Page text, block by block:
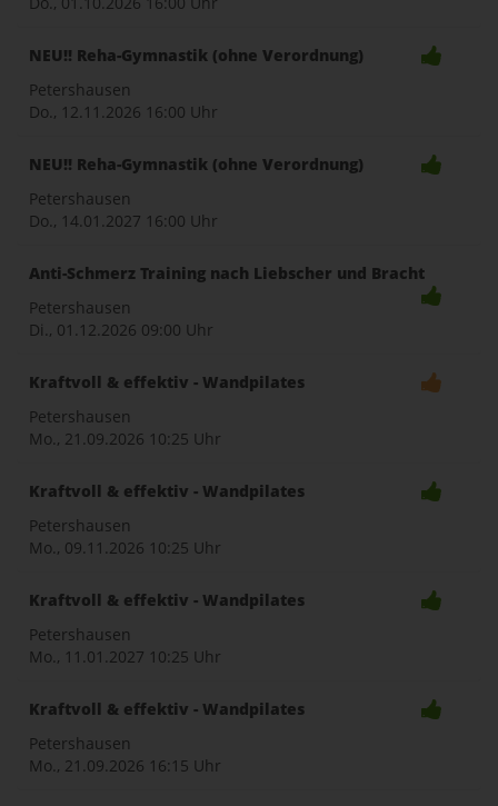
NEU!! Reha-Gymnastik (ohne Verordnung)
Petershausen
Do., 12.11.2026 16:00 Uhr
NEU!! Reha-Gymnastik (ohne Verordnung)
Petershausen
Do., 14.01.2027 16:00 Uhr
Anti-Schmerz Training nach Liebscher und Bracht
Petershausen
Di., 01.12.2026 09:00 Uhr
Kraftvoll & effektiv - Wandpilates
Petershausen
Mo., 21.09.2026 10:25 Uhr
Kraftvoll & effektiv - Wandpilates
Petershausen
Mo., 09.11.2026 10:25 Uhr
Kraftvoll & effektiv - Wandpilates
Petershausen
Mo., 11.01.2027 10:25 Uhr
Kraftvoll & effektiv - Wandpilates
Petershausen
Mo., 21.09.2026 16:15 Uhr